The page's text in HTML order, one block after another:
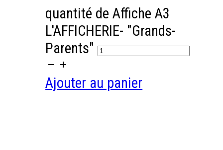
quantité de Affiche A3
L'AFFICHERIE- "Grands-
Parents"
Ajouter au panier